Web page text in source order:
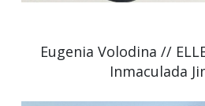
Eugenia Volodina //
Inmaculada